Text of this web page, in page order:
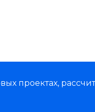
проектах,